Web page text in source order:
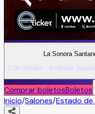
La Sonora
2 de octubre · Auditorio
Comprar boletosBoletos
Inicio/Salones/Estado de